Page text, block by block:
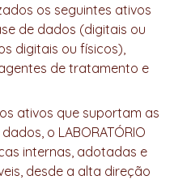
os seguintes ativos
de dados (digitais ou
digitais ou físicos),
de tratamento e
ativos que suportam as
o LABORATÓRIO
internas, adotadas e
desde a alta direção